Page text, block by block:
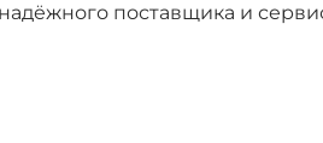
поставщика и